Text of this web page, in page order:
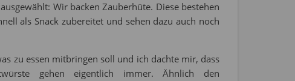
Wir backen Zauberhüte. Diese bestehen
als Snack zubereitet und sehen dazu auch noch
zu essen mitbringen soll und ich dachte mir, dass
gehen eigentlich immer. Ähnlich den